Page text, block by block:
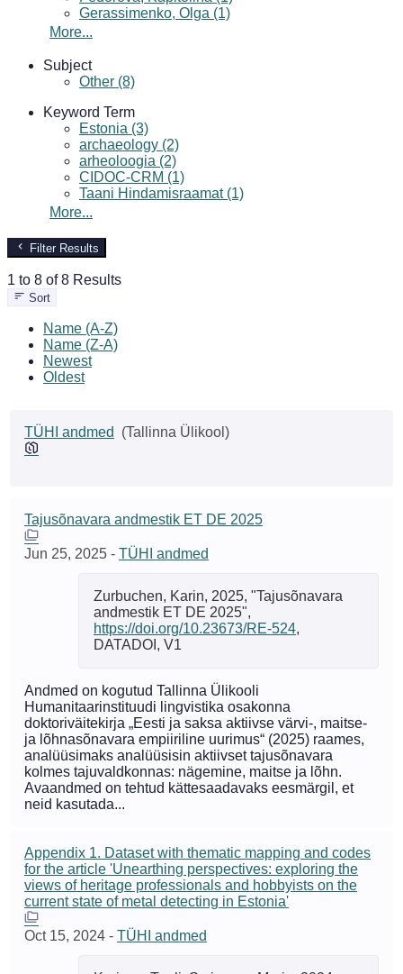
Gerassimenko, Olga (1)
More...
Subject
Other (8)
Keyword Term
Estonia (3)
archaeology (2)
arheoloogia (2)
CIDOC-CRM (1)
Taani Hindamisraamat (1)
More...
Filter Results
1 to 8 of 8 Results
Sort
Name (A-Z)
Name (Z-A)
Newest
Oldest
TÜHI andmed (Tallinna Ülikool)
Tajusõnavara andmestik ET DE 2025
Jun 25, 2025 - TÜHI andmed
Zurbuchen, Karin, 2025, "Tajusõnavara
andmestik ET DE 2025",
https://doi.org/10.23673/RE-524,
DATADOI, V1
Andmed on kogutud Tallinna Ülikooli
Humanitaarinstituudi lingvistika osakonna
doktoriväitekirja „Eesti ja saksa aktiivse värvi-, maitse-
ja lõhnasõnavara empiiriline uurimus“ (2025) raames,
analüüsimaks analüüsisin aktiivset tajusõnavara
kolmes tajuvaldkonnas: nägemine, maitse ja lõhn.
Avaandmed on tehtud kättesaadavaks eesmärgil, et
neid kasutada...
Appendix 1. Dataset with thematic mapping and codes
for the article 'Unearthing perspectives: exploring the
views of heritage professionals and hobbyists on the
current state of metal detecting in Estonia'
Oct 15, 2024 - TÜHI andmed